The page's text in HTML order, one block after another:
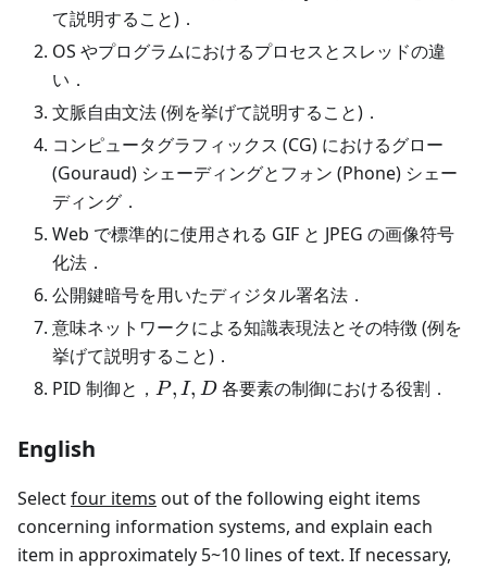
て説明すること)．
OS やプログラムにおけるプロセスとスレッドの違
い．
文脈自由文法 (例を挙げて説明すること)．
コンピュータグラフィックス (CG) におけるグロー
(Gouraud) シェーディングとフォン (Phone) シェー
ディング．
Web で標準的に使用される GIF と JPEG の画像符号
化法．
公開鍵暗号を用いたディジタル署名法．
意味ネットワークによる知識表現法とその特徴 (例を
挙げて説明すること)．
PID 制御と， P,
P, I, D 各要素の制御における役割．
English
Selectfour items out of the following eight items
concerning information systems, and explain each
item in approximately 5~10 lines of text. If necessary,